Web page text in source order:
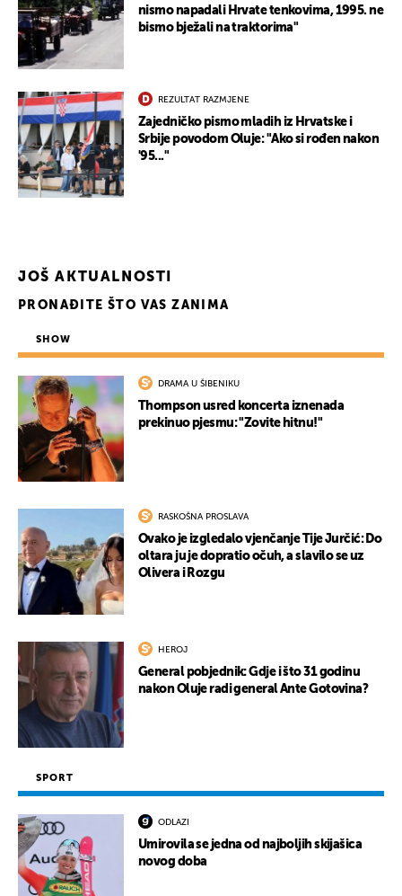
nismo napadali Hrvate tenkovima, 1995. ne
bismo bježali na traktorima"
REZULTAT RAZMJENE
Zajedničko pismo mladih iz Hrvatske i
Srbije povodom Oluje: "Ako si rođen nakon
'95..."
JOŠ AKTUALNOSTI
PRONAĐITE ŠTO VAS ZANIMA
SHOW
DRAMA U ŠIBENIKU
Thompson usred koncerta iznenada
prekinuo pjesmu: "Zovite hitnu!"
RASKOŠNA PROSLAVA
Ovako je izgledalo vjenčanje Tije Jurčić: Do
oltara ju je dopratio očuh, a slavilo se uz
Olivera i Rozgu
HEROJ
General pobjednik: Gdje i što 31 godinu
nakon Oluje radi general Ante Gotovina?
SPORT
ODLAZI
Umirovila se jedna od najboljih skijašica
novog doba